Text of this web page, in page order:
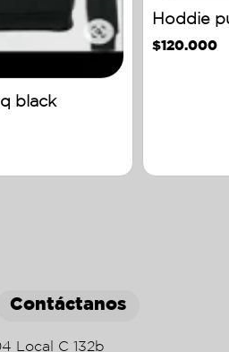
black
Hoddie
$120.000
Contáctanos
Local C 132b